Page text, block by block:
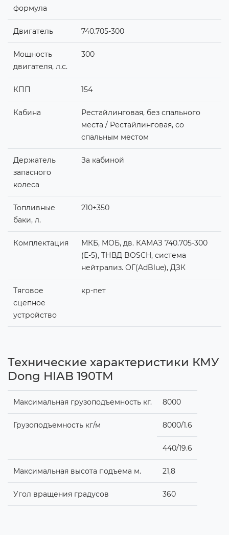
формула
Двигатель 740.705-300
Мощность
двигателя, л.с.
300
КПП 154
Кабина
Рестайлинговая, без спального
места / Рестайлинговая, со
спальным местом
Держатель
запасного
колеса
За кабиной
Топливные
баки, л.
210+350
Комплектация
МКБ, МОБ, дв. КАМАЗ 740.705-300
(Е-5), ТНВД BOSCH, система
нейтрализ. ОГ(AdBlue), ДЗК
Тяговое
сцепное
устройство
кр-пет
Технические характеристики КМУ
Dong HIAB 190TM
Максимальная грузоподъемность кг. 8000
Грузоподъемность кг/м 8000/1.6
440/19.6
Максимальная высота подъема м. 21,8
Угол вращения градусов 360